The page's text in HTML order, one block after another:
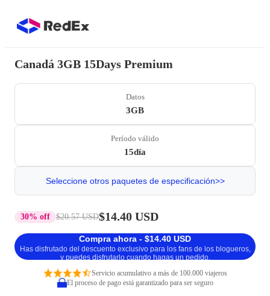
Canadá 3GB 15Days Premium
Datos
3GB
Período válido
15día
Seleccione otros paquetes de especificación>>
30% off $20.57 USD$14.40 USD
Compra ahora - $14.40 USD
Has disfrutado del descuento exclusivo para los fans de los blogueros,
y puedes disfrutarlo cuando hagas un pedido.
Servicio acumulativo a más de 100.000 viajeros
El proceso de pago está garantizado para ser seguro